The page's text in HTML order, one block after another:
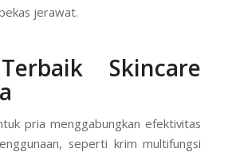
jerawat.
Skincare
pria menggabungkan efektivitas
seperti krim multifungsi